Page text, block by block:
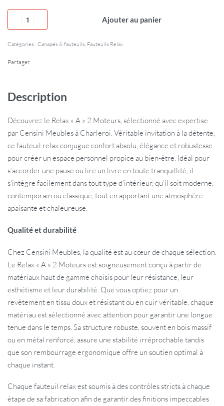
Ajouter au panier
Catégories : Canapés & fauteuils, Fauteuils Relax
Partager
Description
Découvrez le Relax « A » 2 Moteurs, sélectionné avec expertise
par Censini Meubles à Charleroi. Véritable invitation à la détente,
ce fauteuil relax conjugue confort absolu, élégance et robustesse
pour créer un espace personnel propice au bien-être. Idéal pour
s’accorder une pause ou lire un livre en toute tranquillité, il
s’intègre facilement dans tout type d’intérieur, qu’il soit moderne,
contemporain ou classique, tout en apportant une atmosphère
apaisante et chaleureuse.
Qualité et durabilité
Chez Censini Meubles, la qualité est au cœur de chaque sélection.
Le Relax « A » 2 Moteurs est soigneusement conçu à partir de
matériaux haut de gamme choisis pour leur résistance, leur
esthétisme et leur durabilité. Que vous optiez pour un
revêtement en tissu doux et résistant ou en cuir véritable, chaque
matériau est sélectionné avec attention pour garantir une longue
tenue dans le temps. Sa structure robuste, souvent en bois massif
ou en métal renforcé, assure une stabilité irréprochable tandis
que son rembourrage ergonomique offre un soutien optimal à
chaque instant.
Chaque fauteuil relax est soumis à des contrôles stricts à chaque
étape de sa fabrication afin de garantir des finitions impeccables